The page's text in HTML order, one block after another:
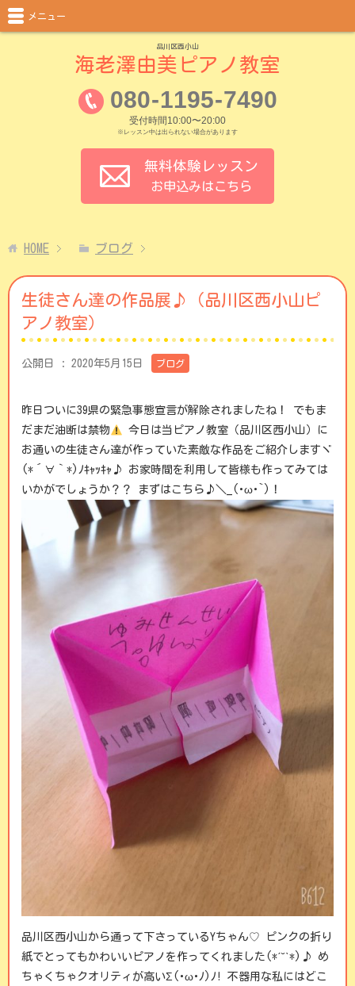
品川区西小山
海老澤由美ピアノ教室
080-1195-7490
受付時間10:00〜20:00
※レッスン中は出られない場合があります
無料体験レッスン
お申込みはこちら
メニュー
HOME ブログ
生徒さん達の作品展♪（品川区西小山ピ
アノ教室）
公開日 : 2020年5月15日 ブログ
昨日ついに39県の緊急事態宣言が解除されましたね！ でもま
だまだ油断は禁物
今日は当ピアノ教室（品川区西小山）に
お通いの生徒さん達が作っていた素敵な作品をご紹介しますヾ
(*´∀｀*)ﾉｷｬｯｷｬ♪ お家時間を利用して皆様も作ってみては
いかがでしょうか？？ まずはこちら♪＼_(･ω･`)！
品川区西小山から通って下さっているYちゃん♡ ピンクの折り
紙でとってもかわいいピアノを作ってくれました(*ˊ˘ˋ*)♪ め
ちゃくちゃクオリティが高いΣ(･ω･ﾉ)ﾉ! 不器用な私にはどこ